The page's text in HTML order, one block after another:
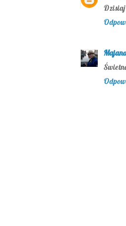
Dzisiaj
Majana